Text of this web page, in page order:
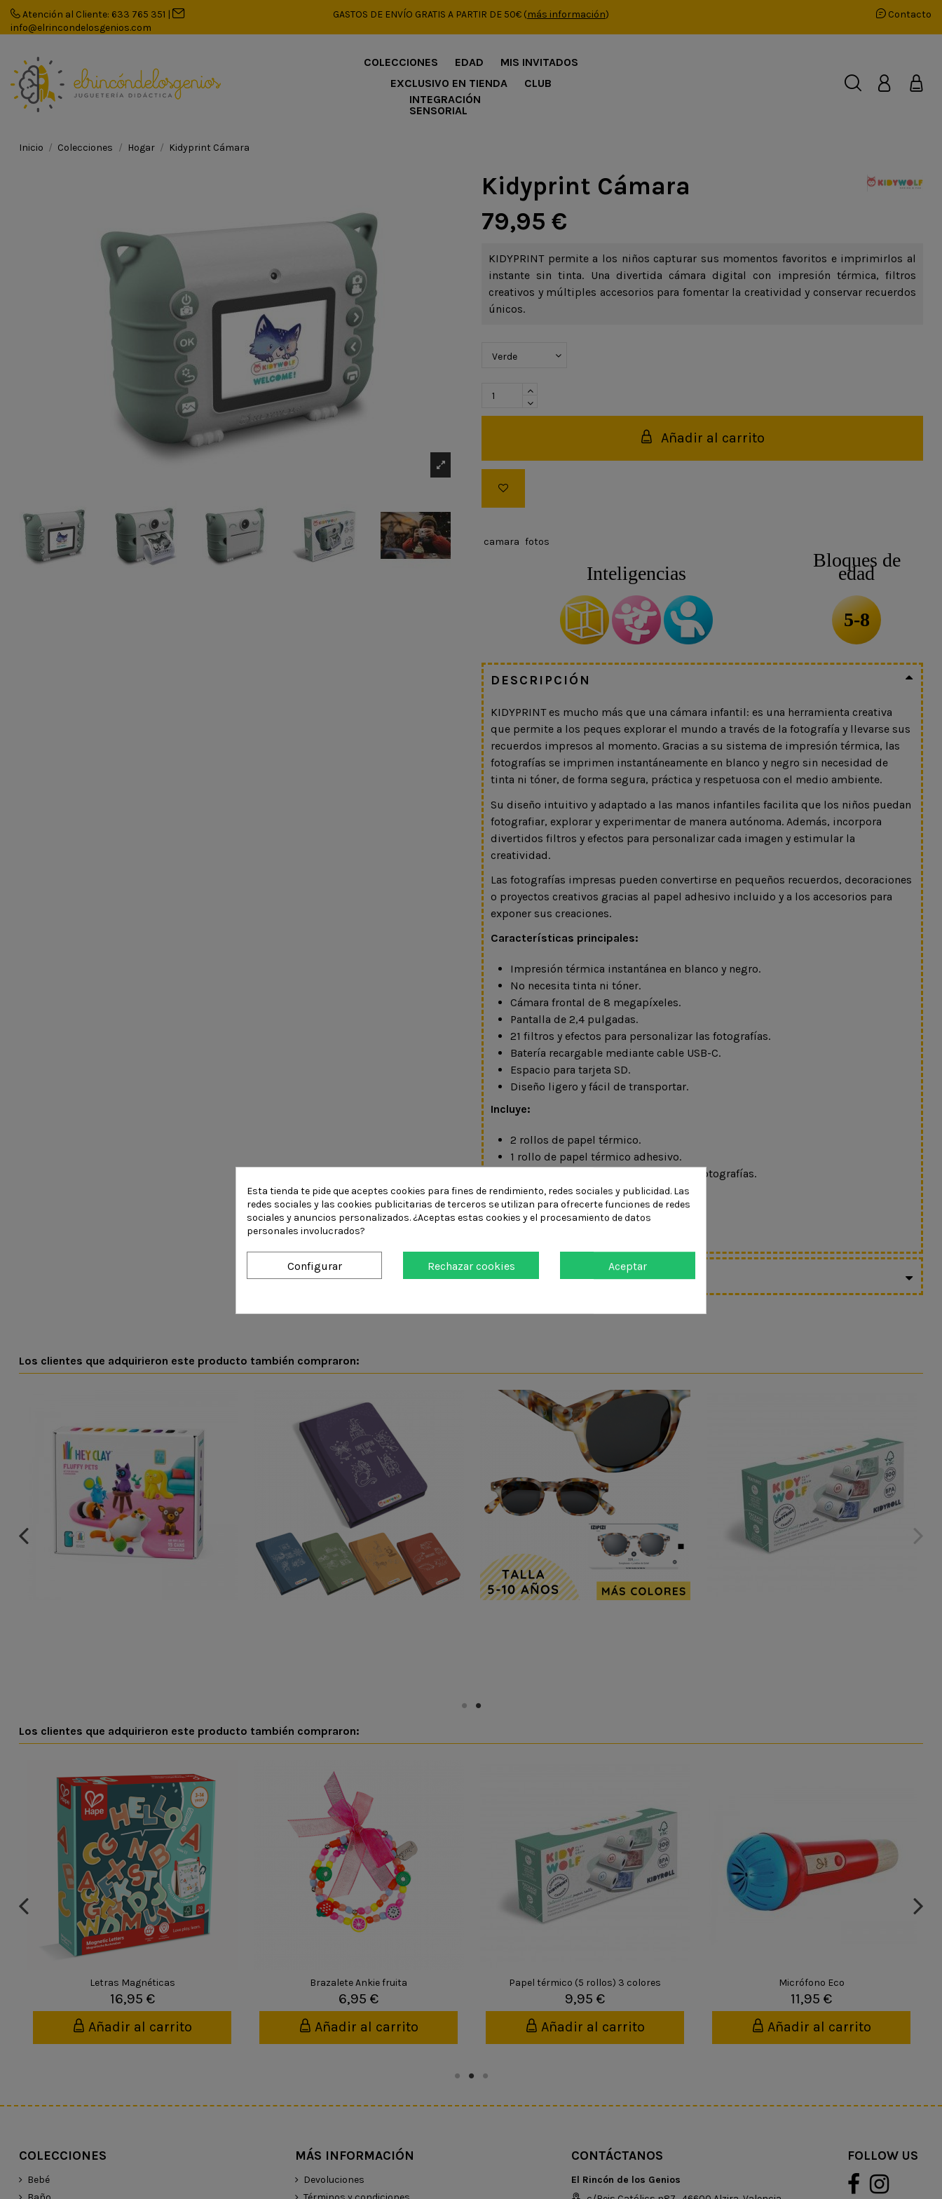
Atención al Cliente: 633 765 351 |
info@elrincondelosgenios.com
GASTOS DE ENVÍO GRATIS A PARTIR DE 50€ (más información) Contacto
COLECCIONES EDAD
MIS INVITADOS
EXCLUSIVO EN TIENDA
CLUB
INTEGRACIÓN
SENSORIAL
Inicio Colecciones Hogar Kidyprint Cámara
Kidyprint Cámara
79,95 €
KIDYPRINT permite a los niños capturar sus momentos favoritos e imprimirlos al
instante sin tinta. Una divertida cámara digital con impresión térmica, filtros
creativos y múltiples accesorios para fomentar la creatividad y conservar recuerdos
únicos.
Añadir al carrito
camara fotos
Inteligencias
Bloques de
edad
5-8
DESCRIPCIÓN
KIDYPRINT es mucho más que una cámara infantil: es una herramienta creativa
que permite a los peques explorar el mundo a través de la fotografía y llevarse sus
recuerdos impresos al momento. Gracias a su sistema de impresión térmica, las
fotografías se imprimen instantáneamente en blanco y negro sin necesidad de
tinta ni tóner, de forma segura, práctica y respetuosa con el medio ambiente.
Su diseño intuitivo y adaptado a las manos infantiles facilita que los niños puedan
fotografiar, explorar y experimentar de manera autónoma. Además, incorpora
divertidos filtros y efectos para personalizar cada imagen y estimular la
creatividad.
Las fotografías impresas pueden convertirse en pequeños recuerdos, decoraciones
o proyectos creativos gracias al papel adhesivo incluido y a los accesorios para
exponer sus creaciones.
Características principales:
Impresión térmica instantánea en blanco y negro.
No necesita tinta ni tóner.
Cámara frontal de 8 megapíxeles.
Pantalla de 2,4 pulgadas.
21 filtros y efectos para personalizar las fotografías.
Batería recargable mediante cable USB-C.
Espacio para tarjeta SD.
Diseño ligero y fácil de transportar.
Incluye:
2 rollos de papel térmico.
1 rollo de papel térmico adhesivo.
3 pequeños imanes para exponer las fotografías.
Pegatinas para personalizar la cámara.
Correa de muñeca.
Cable de carga USB-C.
DETALLES DEL PRODUCTO
Los clientes que adquirieron este producto también compraron:
Los clientes que adquirieron este producto también compraron:
Letras Magnéticas
16,95 €
Añadir al carrito
Brazalete Ankie fruita
6,95 €
Añadir al carrito
Papel térmico (5 rollos) 3 colores
9,95 €
Añadir al carrito
Micrófono Eco
11,95 €
Añadir al carrito
COLECCIONES
Bebé
MÁS INFORMACIÓN
Devoluciones
CONTÁCTANOS
El Rincón de los Genios
FOLLOW US
Esta tienda te pide que aceptes cookies para fines de rendimiento, redes sociales y publicidad. Las
redes sociales y las cookies publicitarias de terceros se utilizan para ofrecerte funciones de redes
sociales y anuncios personalizados. ¿Aceptas estas cookies y el procesamiento de datos
personales involucrados?
Aceptar
Rechazar cookies
Configurar